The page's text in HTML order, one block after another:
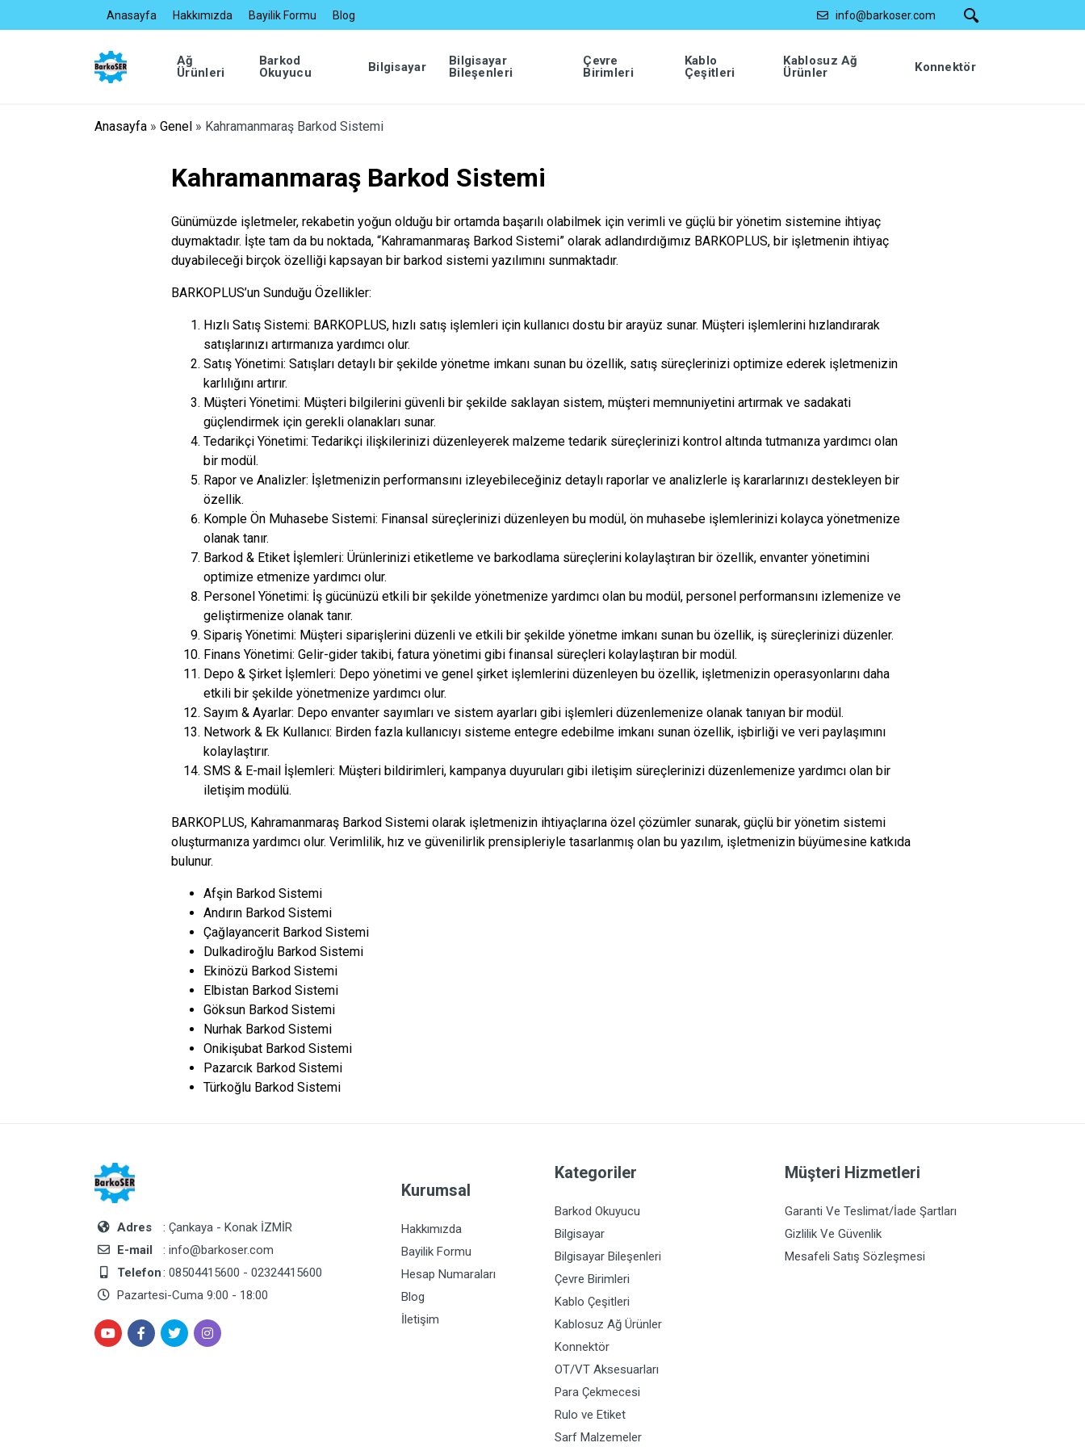
Anasayfa Hakkımızda Bayilik Formu Blog info@barkoser.com
Ağ
Ürünleri
Barkod
Okuyucu
Bilgisayar
Bilgisayar
Bileşenleri
Çevre
Birimleri
Kablo
Çeşitleri
Kablosuz Ağ
Ürünler
Konnektör
Anasayfa » Genel » Kahramanmaraş Barkod Sistemi
Kahramanmaraş Barkod Sistemi
Günümüzde işletmeler, rekabetin yoğun olduğu bir ortamda başarılı olabilmek için verimli ve güçlü bir yönetim sistemine ihtiyaç
duymaktadır. İşte tam da bu noktada, “Kahramanmaraş Barkod Sistemi” olarak adlandırdığımız BARKOPLUS, bir işletmenin ihtiyaç
duyabileceği birçok özelliği kapsayan bir barkod sistemi yazılımını sunmaktadır.
BARKOPLUS’un Sunduğu Özellikler:
Hızlı Satış Sistemi: BARKOPLUS, hızlı satış işlemleri için kullanıcı dostu bir arayüz sunar. Müşteri işlemlerini hızlandırarak
satışlarınızı artırmanıza yardımcı olur.
Satış Yönetimi: Satışları detaylı bir şekilde yönetme imkanı sunan bu özellik, satış süreçlerinizi optimize ederek işletmenizin
karlılığını artırır.
Müşteri Yönetimi: Müşteri bilgilerini güvenli bir şekilde saklayan sistem, müşteri memnuniyetini artırmak ve sadakati
güçlendirmek için gerekli olanakları sunar.
Tedarikçi Yönetimi: Tedarikçi ilişkilerinizi düzenleyerek malzeme tedarik süreçlerinizi kontrol altında tutmanıza yardımcı olan
bir modül.
Rapor ve Analizler: İşletmenizin performansını izleyebileceğiniz detaylı raporlar ve analizlerle iş kararlarınızı destekleyen bir
özellik.
Komple Ön Muhasebe Sistemi: Finansal süreçlerinizi düzenleyen bu modül, ön muhasebe işlemlerinizi kolayca yönetmenize
olanak tanır.
Barkod & Etiket İşlemleri: Ürünlerinizi etiketleme ve barkodlama süreçlerini kolaylaştıran bir özellik, envanter yönetimini
optimize etmenize yardımcı olur.
Personel Yönetimi: İş gücünüzü etkili bir şekilde yönetmenize yardımcı olan bu modül, personel performansını izlemenize ve
geliştirmenize olanak tanır.
Sipariş Yönetimi: Müşteri siparişlerini düzenli ve etkili bir şekilde yönetme imkanı sunan bu özellik, iş süreçlerinizi düzenler.
Finans Yönetimi: Gelir-gider takibi, fatura yönetimi gibi finansal süreçleri kolaylaştıran bir modül.
Depo & Şirket İşlemleri: Depo yönetimi ve genel şirket işlemlerini düzenleyen bu özellik, işletmenizin operasyonlarını daha
etkili bir şekilde yönetmenize yardımcı olur.
Sayım & Ayarlar: Depo envanter sayımları ve sistem ayarları gibi işlemleri düzenlemenize olanak tanıyan bir modül.
Network & Ek Kullanıcı: Birden fazla kullanıcıyı sisteme entegre edebilme imkanı sunan özellik, işbirliği ve veri paylaşımını
kolaylaştırır.
SMS & E-mail İşlemleri: Müşteri bildirimleri, kampanya duyuruları gibi iletişim süreçlerinizi düzenlemenize yardımcı olan bir
iletişim modülü.
BARKOPLUS, Kahramanmaraş Barkod Sistemi olarak işletmenizin ihtiyaçlarına özel çözümler sunarak, güçlü bir yönetim sistemi
oluşturmanıza yardımcı olur. Verimlilik, hız ve güvenilirlik prensipleriyle tasarlanmış olan bu yazılım, işletmenizin büyümesine katkıda
bulunur.
Afşin Barkod Sistemi
Andırın Barkod Sistemi
Çağlayancerit Barkod Sistemi
Dulkadiroğlu Barkod Sistemi
Ekinözü Barkod Sistemi
Elbistan Barkod Sistemi
Göksun Barkod Sistemi
Nurhak Barkod Sistemi
Onikişubat Barkod Sistemi
Pazarcık Barkod Sistemi
Türkoğlu Barkod Sistemi
Adres
: Çankaya - Konak İZMİR
E-mail
: info@barkoser.com
Telefon: 08504415600 - 02324415600
Pazartesi-Cuma 9:00 - 18:00
Kurumsal
Hakkımızda
Bayilik Formu
Hesap Numaraları
Blog
İletişim
Kategoriler
Barkod Okuyucu
Bilgisayar
Bilgisayar Bileşenleri
Çevre Birimleri
Kablo Çeşitleri
Kablosuz Ağ Ürünler
Konnektör
OT/VT Aksesuarları
Para Çekmecesi
Rulo ve Etiket
Sarf Malzemeler
Müşteri Hizmetleri
Garanti Ve Teslimat/İade Şartları
Gizlilik Ve Güvenlik
Mesafeli Satış Sözleşmesi